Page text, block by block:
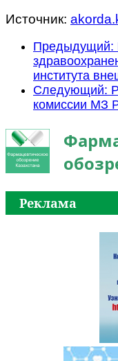
Источник:
Предыдущий:
института
Следующий:
комиссии МЗ
Реклама